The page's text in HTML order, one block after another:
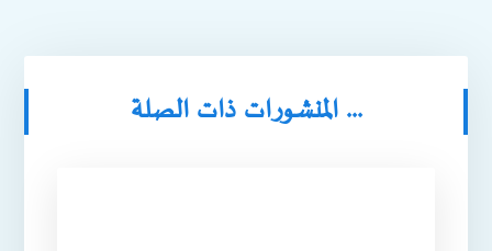
المنشورات ذات الصلة ...